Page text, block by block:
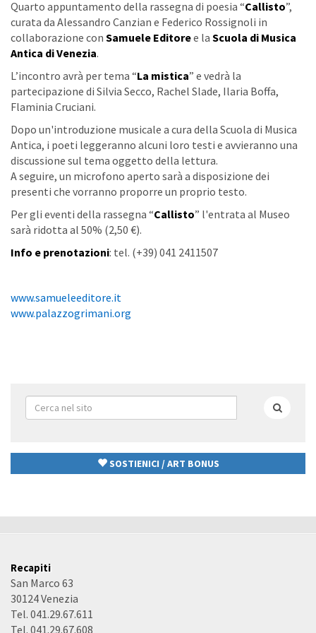
Quarto appuntamento della rassegna di poesia “Callisto”,
curata da Alessandro Canzian e Federico Rossignoli in
collaborazione con Samuele Editoree la Scuola di Musica
Antica di Venezia.
L’incontro avrà per tema “La mistica” e vedrà la
partecipazione di Silvia Secco, Rachel Slade, Ilaria Boffa,
Flaminia Cruciani.
Dopo un'introduzione musicale a cura della Scuola di Musica
Antica, i poeti leggeranno alcuni loro testi e avvieranno una
discussione sul tema oggetto della lettura.
A seguire, un microfono aperto sarà a disposizione dei
presenti che vorranno proporre un proprio testo.
Per gli eventi della rassegna “Callisto” l'entrata al Museo
sarà ridotta al 50% (2,50 €).
Info e prenotazioni: tel. (+39) 041 2411507
www.samueleeditore.it
www.palazzogrimani.org
Form
di
SOSTIENICI / ART BONUS
Recapiti
San Marco 63
30124 Venezia
Tel. 041.29.67.611
Tel. 041.29.67.608